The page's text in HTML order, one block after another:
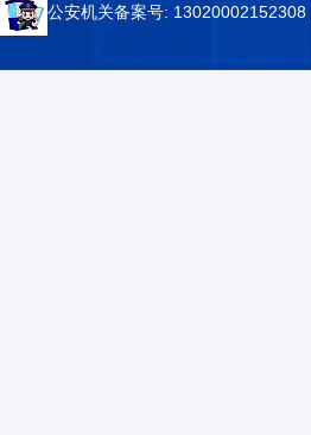
公安机关备案号: 13020002152308